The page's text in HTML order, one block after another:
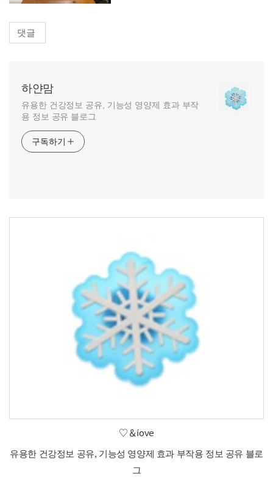
댓글
하얀맘
유용한 건강정보 공유, 기능성 영양제 효과 부작
용 정보 공유 블로그
구독하기
♡＆íove
유용한 건강정보 공유, 기능성 영양제 효과 부작용 정보 공유 블로
그